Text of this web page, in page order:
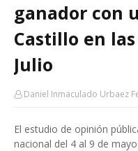
ganador con
Castillo en
Julio
Daniel Inmaculado Urbaez
El estudio de opinión
nacional del 4 al 9 de